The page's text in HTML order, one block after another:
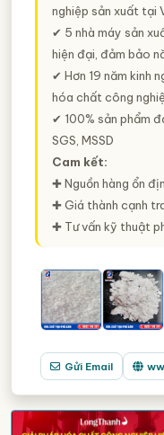
nghiệp sản xuất tại
✔ 5 nhà máy sản
hiện đại, đảm bảo
✔ Hơn 19 năm kinh
hóa chất công
✔ 100% sản phẩm
SGS, MSSD
Cam kết:
✚ Nguồn hàng ổn
✚ Giá thành cạnh
✚ Tư vấn kỹ thuật
Gửi Email